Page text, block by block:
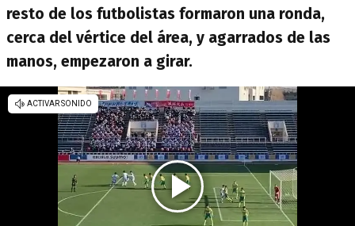
resto de los futbolistas formaron una ronda,
cerca del vértice del área, y agarrados de las
manos, empezaron a girar.